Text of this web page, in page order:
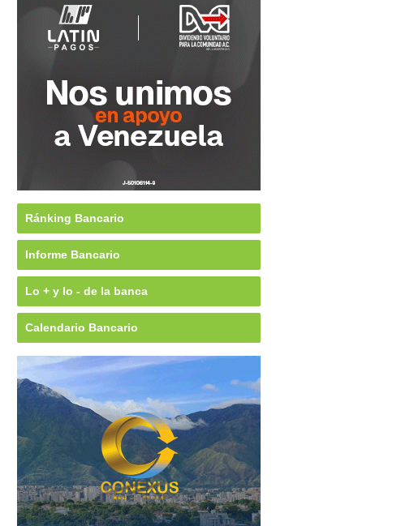
Ránking Bancario
Informe Bancario
Lo + y lo - de la banca
Calendario Bancario